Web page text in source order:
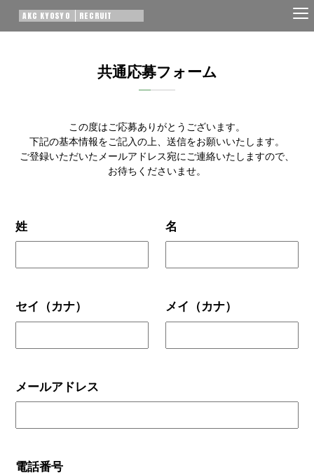
AKC KYOSYO RECRUIT
共通応募フォーム
この度はご応募ありがとうございます。
下記の基本情報をご記入の上、送信をお願いいたします。
ご登録いただいたメールアドレス宛にご連絡いたしますので、
お待ちくださいませ。
姓 名
セイ（カナ） メイ（カナ）
メールアドレス
電話番号